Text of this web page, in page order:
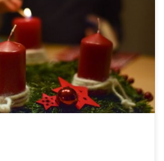
którą rozpoczynamy czas
do Świąt Bożego Narodzenia oraz
na końcu czasów. Roraty,
Matce Bożej, będą w dni powszednie
o godz. 18.00. Dwadzieścia minut
do Matki Bożej. Bardzo gorąco […]